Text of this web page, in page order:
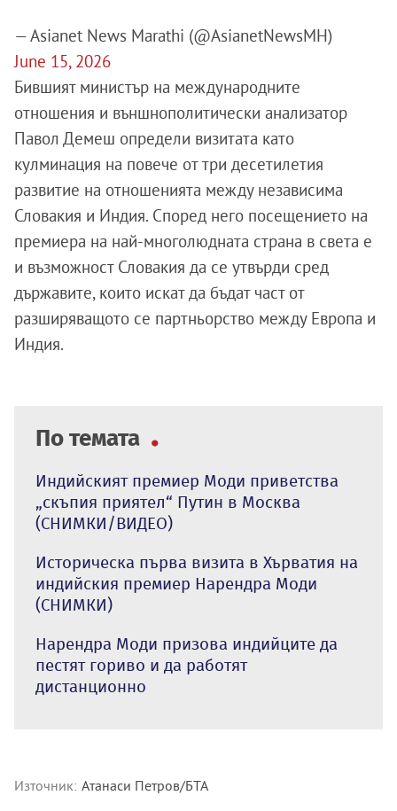
— Asianet News Marathi (@AsianetNewsMH)
June 15, 2026
Бившият министър на международните
отношения и външнополитически анализатор
Павол Демеш определи визитата като
кулминация на повече от три десетилетия
развитие на отношенията между независима
Словакия и Индия. Според него посещението на
премиера на най-многолюдната страна в света е
и възможност Словакия да се утвърди сред
държавите, които искат да бъдат част от
разширяващото се партньорство между Европа и
Индия.
По темата
Индийският премиер Моди приветства
„скъпия приятел“ Путин в Москва
(СНИМКИ/ВИДЕО)
Историческа първа визита в Хърватия на
индийския премиер Нарендра Моди
(СНИМКИ)
Нарендра Моди призова индийците да
пестят гориво и да работят
дистанционно
Източник: Атанаси Петров/БТА